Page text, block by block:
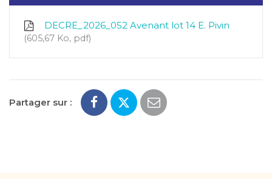
DECRE_2026_052 Avenant lot 14 E. Pivin
605,67 Ko, pdf
Partager sur :